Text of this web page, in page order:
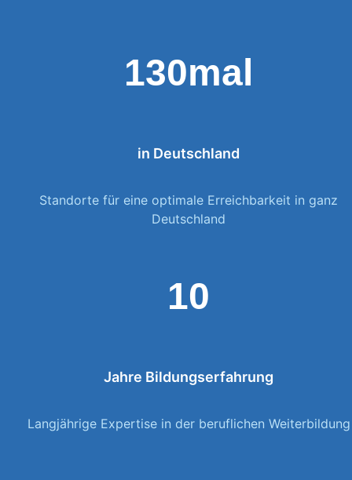
130mal
in Deutschland
Standorte für eine optimale Erreichbarkeit in ganz
Deutschland
10
Jahre Bildungserfahrung
Langjährige Expertise in der beruflichen Weiterbildung